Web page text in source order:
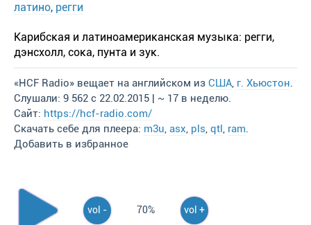
латино, регги
Карибская и латиноамериканская музыка: регги,
дэнсхолл, сока, пунта и зук.
«HCF Radio» вещает на английском из США, г. Хьюстон.
Слушали: 9 562 с 22.02.2015 | ~ 17 в неделю.
Сайт: https://hcf-radio.com/
Скачать себе для плеера: m3u, asx, pls, qtl, ram.
Добавить в избранное
vol - 70% vol +